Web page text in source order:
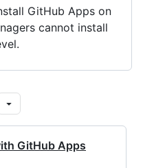
GitHub Apps on
cannot install
GitHub Apps